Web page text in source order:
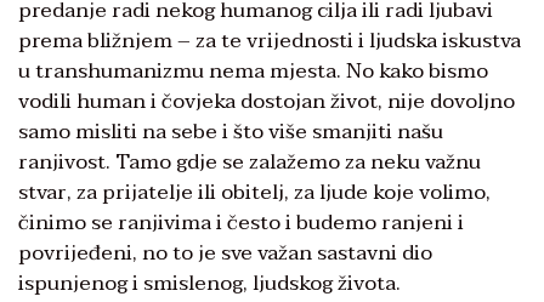
predanje radi nekog humanog cilja ili radi ljubavi
prema bližnjem – za te vrijednosti i ljudska iskustva
u transhumanizmu nema mjesta. No kako bismo
vodili human i čovjeka dostojan život, nije dovoljno
samo misliti na sebe i što više smanjiti našu
ranjivost. Tamo gdje se zalažemo za neku važnu
stvar, za prijatelje ili obitelj, za ljude koje volimo,
činimo se ranjivima i često i budemo ranjeni i
povrijeđeni, no to je sve važan sastavni dio
ispunjenog i smislenog, ljudskog života.